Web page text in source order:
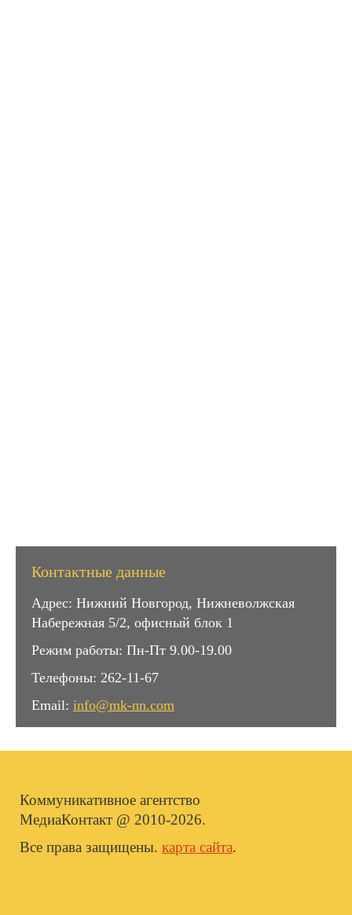
Контактные данные
Адрес: Нижний Новгород, Нижневолжская
Набережная 5/2, офисный блок 1
Режим работы: Пн-Пт 9.00-19.00
Телефоны: 262-11-67
Email: info@mk-nn.com
Коммуникативное агентство
МедиаКонтакт @ 2010-2026.
Все права защищены. карта сайта.